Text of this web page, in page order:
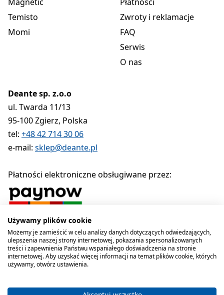
Temisto
Momi
Zwroty i reklamacje
FAQ
Serwis
O nas
Deante sp. z.o.o
ul. Twarda 11/13
95-100 Zgierz, Polska
tel: +48 42 714 30 06
e-mail: sklep@deante.pl
Płatności elektroniczne obsługiwane przez:
Deante sp. z o.o. 1990-2026
Polityka prywatności Regulamin Polityka cookies
Używamy plików cookie
Możemy je zamieścić w celu analizy danych dotyczących odwiedzających,
ulepszenia naszej strony internetowej, pokazania spersonalizowanych
treści i zapewnienia Państwu wspaniałego doświadczenia na stronie
internetowej. Aby uzyskać więcej informacji na temat plików cookie, których
używamy, otwórz ustawienia.